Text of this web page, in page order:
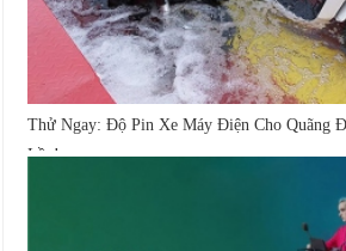
Thử Ngay: Độ Pin Xe Máy Điện Cho Quãng
Lần!